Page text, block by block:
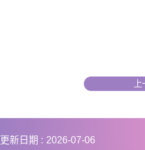
更新日期 2026-07-06